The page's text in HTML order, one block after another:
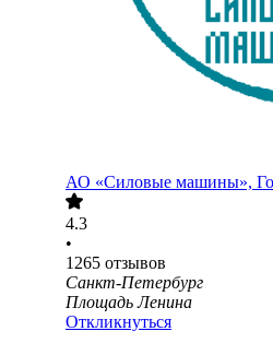
АО «Силовые машины»,
4.3
•
1265 отзывов
Санкт-Петербург
Площадь Ленина
Откликнуться